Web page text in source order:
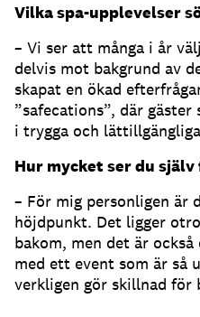
Vilka spa-upplevelser
– Vi ser att många i år
delvis mot bakgrund av
skapat en ökad
”safecations”, där
i trygga och
Hur mycket ser du
– För mig personligen är
höjdpunkt. Det ligger
bakom, men det är
med ett event som är så
verkligen gör skillnad för